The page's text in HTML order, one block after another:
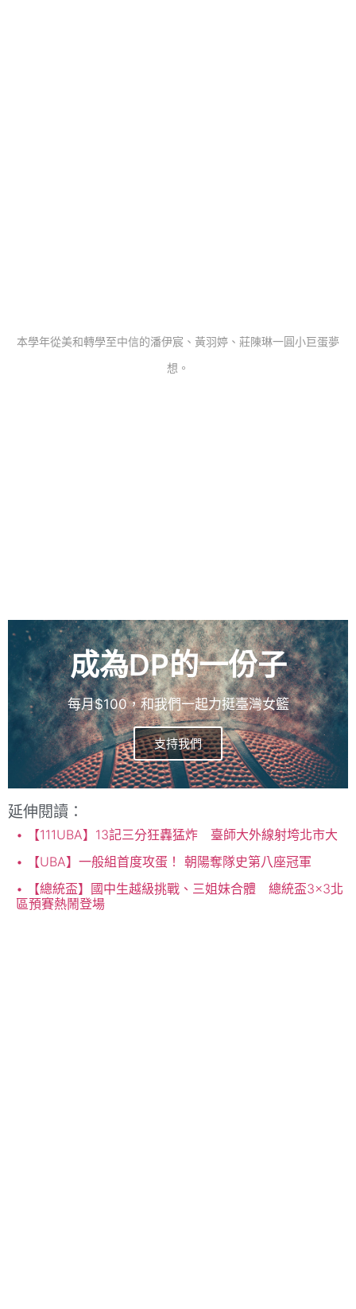
本學年從美和轉學至中信的潘伊宸、黃羽婷、莊陳琳一圓小巨蛋夢
想。
成為DP的一份子
每月$100，和我們一起力挺臺灣女籃
支持我們
延伸閱讀：
【111UBA】13記三分狂轟猛炸 臺師大外線射垮北市大
【UBA】一般組首度攻蛋！ 朝陽奪隊史第八座冠軍
【總統盃】國中生越級挑戰、三姐妹合體 總統盃3×3北
區預賽熱鬧登場